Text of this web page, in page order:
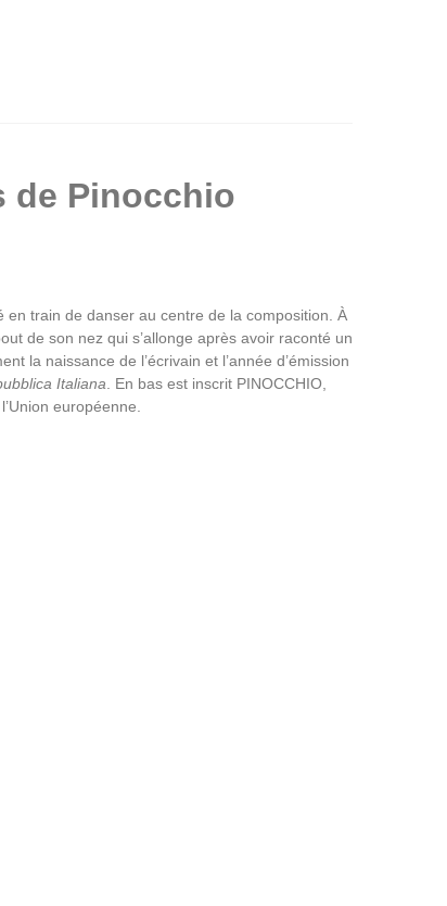
de Pinocchio
en train de danser au centre de la composition. À
de son nez qui s’allonge après avoir raconté un
la naissance de l’écrivain et l’année d’émission
Italiana. En bas est inscrit PINOCCHIO,
européenne.